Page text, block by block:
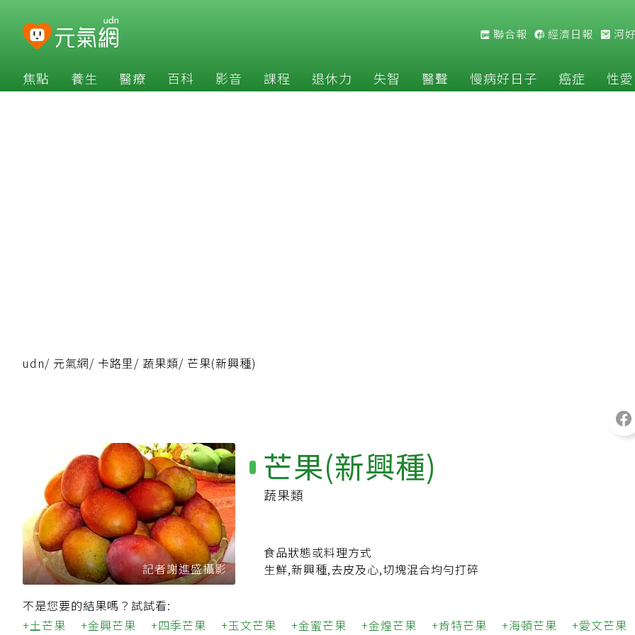
聯合報 經濟日報 河
焦點 養生 醫療 百科 影音 課程 退休力 失智 醫聲 慢病好日子 癌症 性愛
udn/ 元氣網/ 卡路里/ 蔬果類/ 芒果(新興種)
記者謝進盛攝影
芒果(新興種)
蔬果類
食品狀態或料理方式
生鮮,新興種,去皮及心,切塊混合均勻打碎
不是您要的結果嗎？試試看:
土芒果
金興芒果 四季芒果 玉文芒果 金蜜芒果 金煌芒果 肯特芒果 海頓芒果 愛文芒果